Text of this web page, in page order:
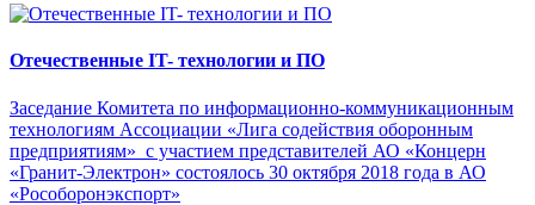
Отечественные IT- технологии и ПО
Заседание Комитета по информационно-коммуникационным
технологиям Ассоциации «Лига содействия оборонным
предприятиям» с участием представителей АО «Концерн
«Гранит-Электрон» состоялось 30 октября 2018 года в АО
«Рособоронэкспорт»